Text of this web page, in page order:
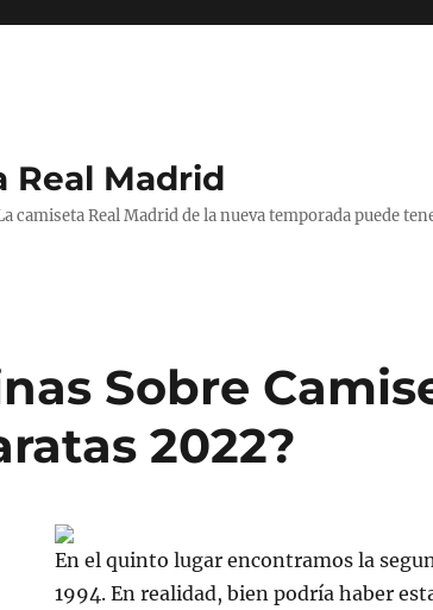
Real Madrid
camiseta Real Madrid de la nueva temporada puede
Sobre
2022?
En el quinto lugar encontramos la
1994. En realidad, bien podría haber